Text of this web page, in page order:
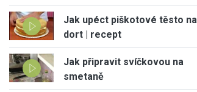
Jak upéct piškotové těsto na
dort | recept
Jak připravit svíčkovou na
smetaně